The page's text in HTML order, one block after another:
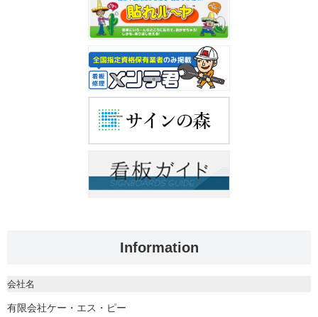
Information
会社名
有限会社ケー・エス・ピー